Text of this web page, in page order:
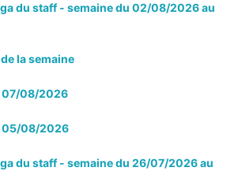
du staff - semaine du 02/08/2026 au
la semaine
07/08/2026
05/08/2026
du staff - semaine du 26/07/2026 au